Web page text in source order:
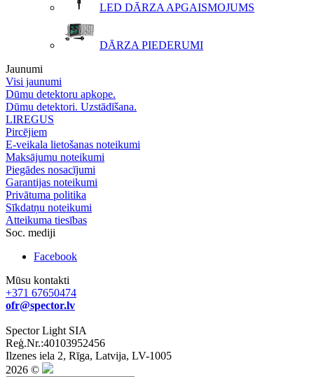
LED DĀRZA APGAISMOJUMS
DĀRZA PIEDERUMI
Jaunumi
Visi jaunumi
Dūmu detektoru apkope.
Dūmu detektori. Uzstādīšana.
LIREGUS
Pircējiem
E-veikala lietošanas noteikumi
Maksājumu noteikumi
Piegādes nosacījumi
Garantijas noteikumi
Privātuma politika
Sīkdatņu noteikumi
Atteikuma tiesības
Soc. mediji
Facebook
Mūsu kontakti
+371 67650474
ofr@spector.lv
Spector Light SIA
Reģ.Nr.:40103952456
Ilzenes iela 2, Rīga, Latvija, LV-1005
2026 ©